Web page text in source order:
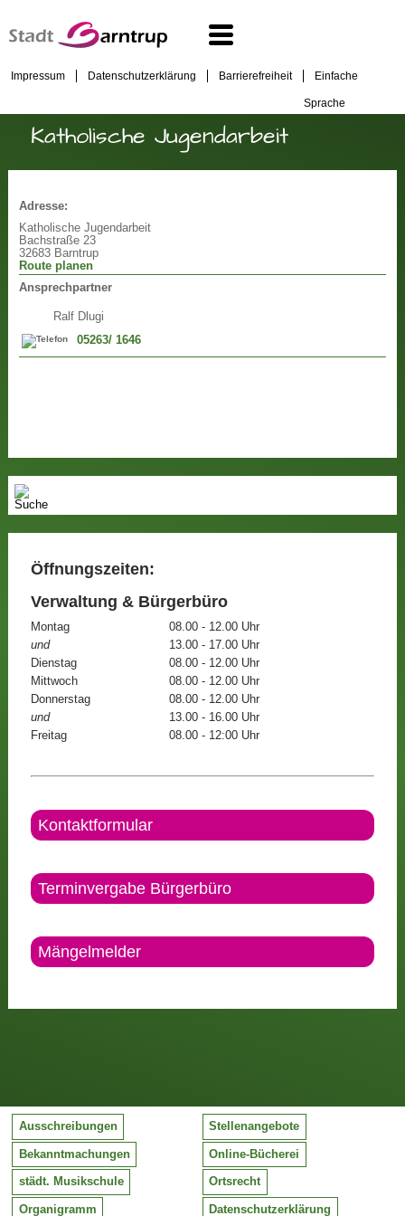
Impressum Datenschutzerklärung Barrierefreiheit Einfache
Sprache
Katholische Jugendarbeit
Adresse:
Katholische Jugendarbeit
Bachstraße 23
32683 Barntrup
Route planen
Ansprechpartner
Ralf Dlugi
05263/ 1646
Öffnungszeiten:
Verwaltung & Bürgerbüro
Montag
08.00 - 12.00 Uhr
und
13.00 - 17.00 Uhr
Dienstag
08.00 - 12.00 Uhr
Mittwoch
08.00 - 12.00 Uhr
Donnerstag
08.00 - 12.00 Uhr
und
13.00 - 16.00 Uhr
Freitag
08.00 - 12:00 Uhr
Kontaktformular
Terminvergabe Bürgerbüro
Mängelmelder
Ausschreibungen Stellenangebote
Bekanntmachungen Online-Bücherei
städt. Musikschule Ortsrecht
Organigramm Datenschutzerklärung